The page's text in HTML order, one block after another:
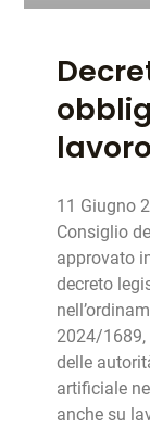
11 Giugno
Consiglio
approvato
decreto
2024/1689,
delle
artificiale
anche su